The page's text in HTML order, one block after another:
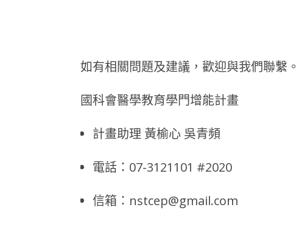
如有相關問題及建議，歡迎與我們聯繫。
國科會醫學教育學門增能計畫
計畫助理 黃榆心 吳青頻
電話：07-3121101 #2020
信箱：nstcep@gmail.com